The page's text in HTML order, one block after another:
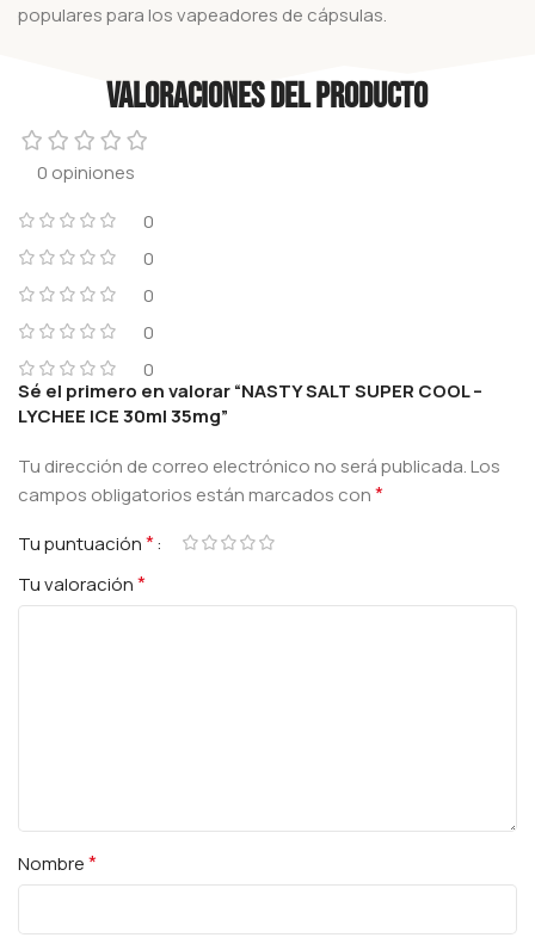
populares para los vapeadores de cápsulas.
Valoraciones del producto
0 opiniones
0
0
0
0
0
Sé el primero en valorar “NASTY SALT SUPER COOL –
LYCHEE ICE 30ml 35mg”
Tu dirección de correo electrónico no será publicada.Los
campos obligatorios están marcados con*
Tu puntuación*
Tu valoración*
Nombre*